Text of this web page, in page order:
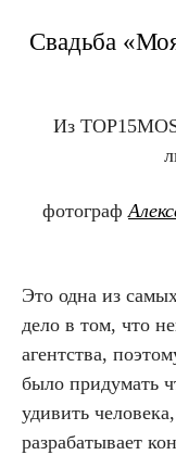
Свадьба
Из
фотограф
Это одна из
дело в том, что
агентства,
было придумать
удивить
разрабатывает